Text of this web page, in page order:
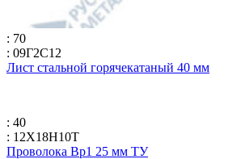
: 70
: 09Г2С12
Лист стальной горячекатаный 40 мм
: 40
: 12Х18Н10Т
Проволока Вр1 25 мм ТУ